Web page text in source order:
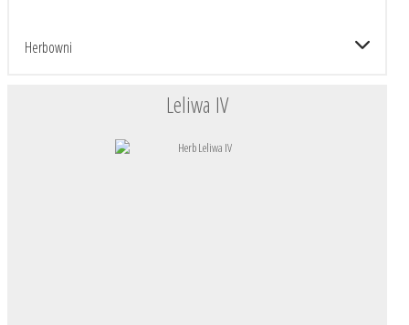
Herbowni
Leliwa IV